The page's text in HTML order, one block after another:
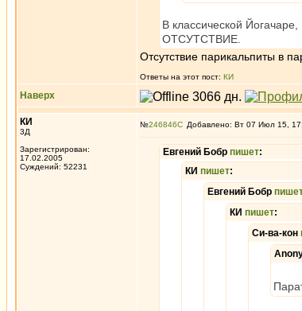
В классической
ОТСУТСТВИЕ.
Отсутствие парикальпиты в
Ответы на этот пост: КИ
Наверх
КИ
3Д
Зарегистрирован:
17.02.2005
Суждений: 52231
№246846 Добавлено: Вт 07 Июл 15,
Евгений Бобр пишет:
КИ пишет:
Евгений Бобр
КИ пишет:
Си-ва-кон